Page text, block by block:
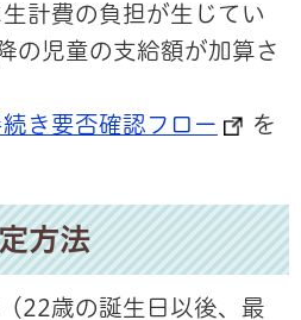
計費の負担が生じてい
の児童の支給額が加算さ
続き要否確認フロー
を
方法
22歳の誕生日以後、最